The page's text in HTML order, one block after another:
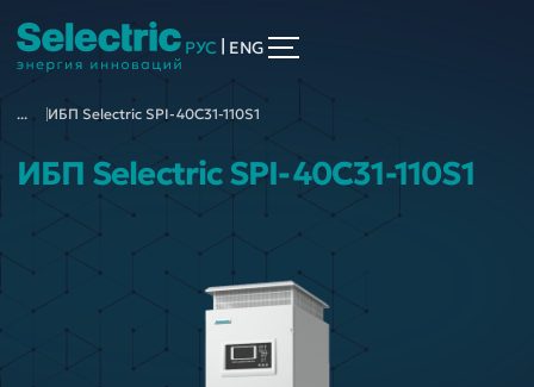
РУС ENG
... ИБП Selectric SPI-40C31-110S1
ИБП Selectric SPI-40C31-110S1